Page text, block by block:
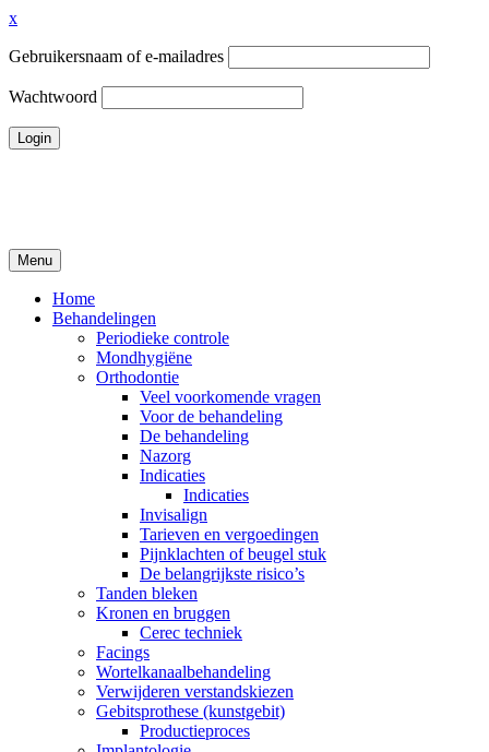
x
Gebruikersnaam of e-mailadres
Wachtwoord
Tandheelkundigcentrum Volendam
Menu
Home
Behandelingen
Periodieke controle
Mondhygiëne
Orthodontie
Veel voorkomende vragen
Voor de behandeling
De behandeling
Nazorg
Indicaties
Indicaties
Invisalign
Tarieven en vergoedingen
Pijnklachten of beugel stuk
De belangrijkste risico’s
Tanden bleken
Kronen en bruggen
Cerec techniek
Facings
Wortelkanaalbehandeling
Verwijderen verstandskiezen
Gebitsprothese (kunstgebit)
Productieproces